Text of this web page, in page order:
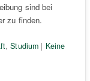
sind bei
zu finden.
,Studium | Keine